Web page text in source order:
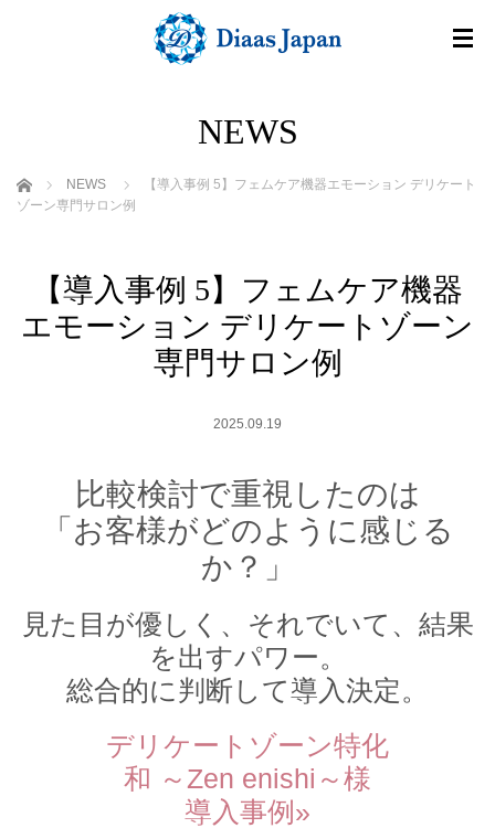
NEWS
ホーム NEWS
【導入事例 5】フェムケア機器エモーション デリケート
ゾーン専門サロン例
【導入事例 5】フェムケア機器
エモーション デリケートゾーン
専門サロン例
2025.09.19
比較検討で重視したのは
「お客様がどのように感じる
か？」
見た目が優しく、それでいて、結果
を出すパワー。
総合的に判断して導入決定。
デリケートゾーン特化
和 ～Zen enishi～様
導入事例»